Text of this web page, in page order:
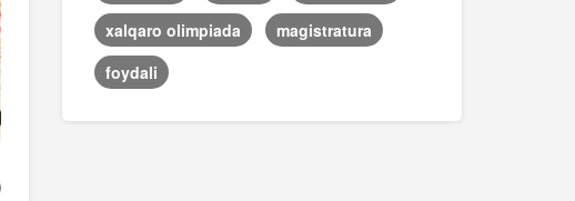
xalqaro olimpiada
magistratura
foydali